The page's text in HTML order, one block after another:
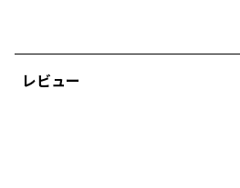
レビュー
ミックス:カミナリグモ